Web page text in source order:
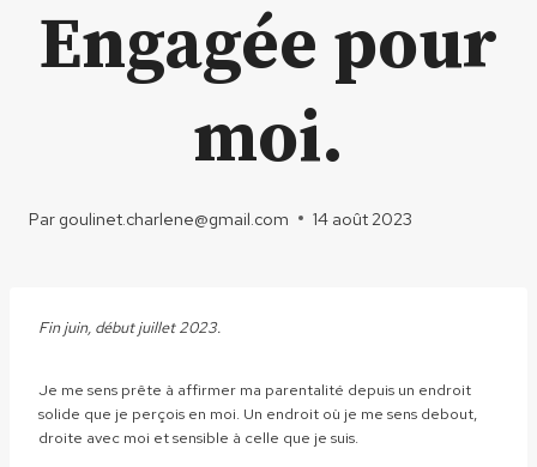
Engagée pour
moi.
Par goulinet.charlene@gmail.com 14 août 2023
Fin juin, début juillet 2023.
Je me sens prête à affirmer ma parentalité depuis un endroit
solide que je perçois en moi. Un endroit où je me sens debout,
droite avec moi et sensible à celle que je suis.